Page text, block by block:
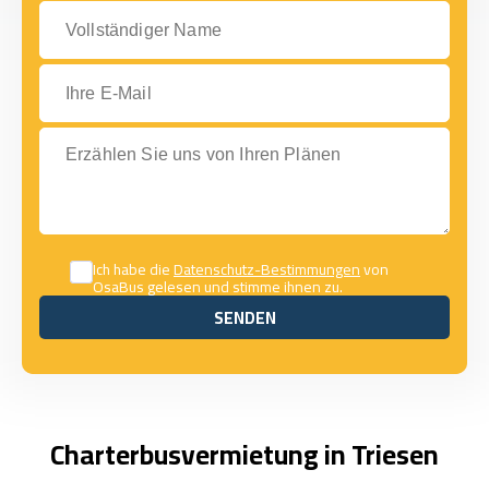
Vollständiger Name
Ihre E-Mail
Erzählen Sie uns von Ihren Plänen
Ich habe dieDatenschutz-Bestimmungenvon
OsaBus gelesen und stimme ihnen zu.
SENDEN
SENDEN
Charterbusvermietung in Triesen